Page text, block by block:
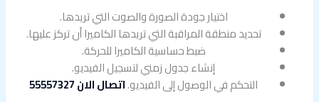
اختيار جودة الصورة والصوت التي تريدها.
تحديد منطقة المراقبة التي تريدها الكاميرا أن تركز عليها.
ضبط حساسية الكاميرا للحركة.
إنشاء جدول زمني لتسجيل الفيديو.
التحكم في الوصول إلى الفيديو.اتصال الان 55557327